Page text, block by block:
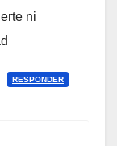
ni
RESPONDER